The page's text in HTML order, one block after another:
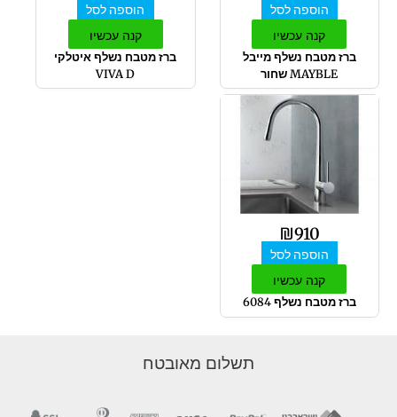
הוספה לסל
קנה עכשיו
ברז מטבח נשלף מייבל
MAYBLE שחור
הוספה לסל
קנה עכשיו
ברז מטבח נשלף איטלקי
VIVA D
₪910
הוספה לסל
קנה עכשיו
ברז מטבח נשלף 6084
תשלום מאובטח